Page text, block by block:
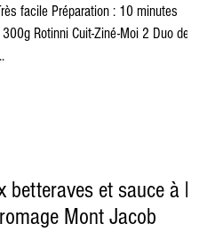
facile Préparation : 10 minutes
Rotinni Cuit-Ziné-Moi 2 Duo de
betteraves et sauce à la
Mont Jacob